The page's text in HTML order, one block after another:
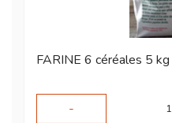
FARINE 6 céréales 5 kg
-
1